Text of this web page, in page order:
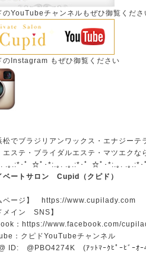
YouTubeチャンネルもぜひ御覧くださ
Instagram もぜひ御覧ください
松でブラジリアンワックス・エナジーテ
エステ・ブライダルエステ・マツエクな
.｡.:*･゜☆ﾟ･*:.｡. .｡.:*･゜☆ﾟ･*:.｡. .｡.:*
ートサロン Cupid（クピド）
ページ】
https://www.cupilady.com
メイン SNS】
： https://www.facebook.com/
： クピドYouTubeチャンネル
ID: @PBO4274K (ｱｯﾄﾏｰｸﾋﾟｰﾋﾞｰｵｰ